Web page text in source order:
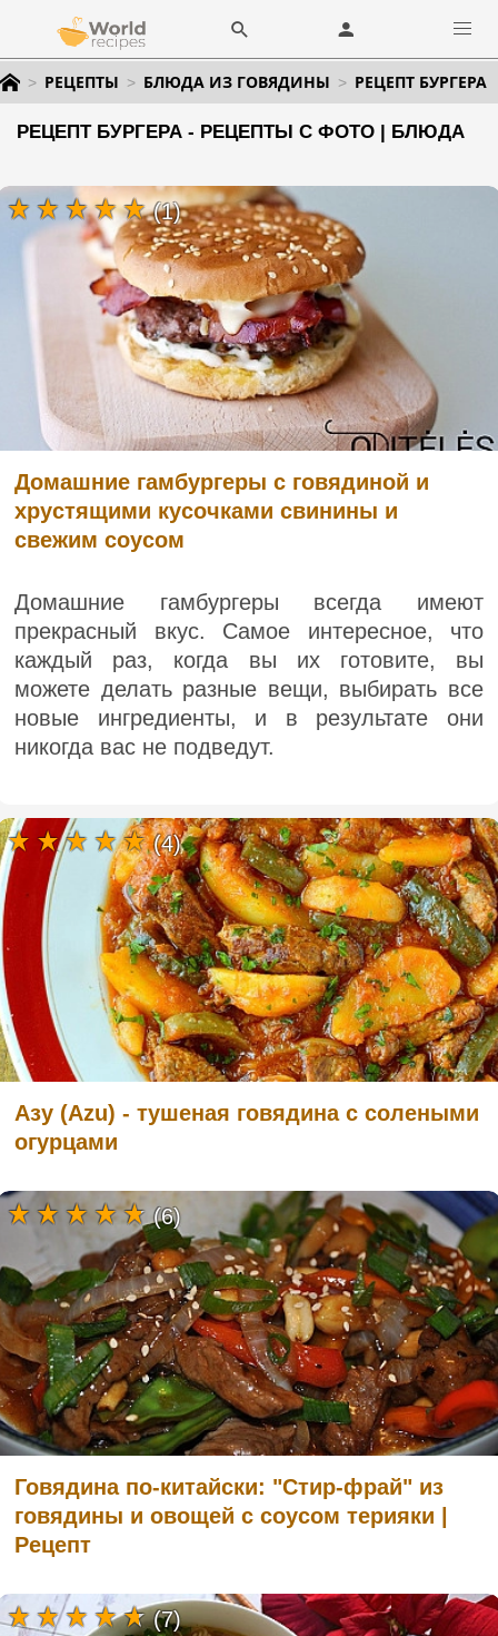
РЕЦЕПТЫ БЛЮДА ИЗ ГОВЯДИНЫ РЕЦЕПТ БУРГЕРА
РЕЦЕПТ БУРГЕРА - РЕЦЕПТЫ С ФОТО | БЛЮДА
Домашние гамбургеры с говядиной и
хрустящими кусочками свинины и
свежим соусом
Домашние гамбургеры всегда имеют
прекрасный вкус. Самое интересное, что
каждый раз, когда вы их готовите, вы
можете делать разные вещи, выбирать все
новые ингредиенты, и в результате они
никогда вас не подведут.
(1)
Азу (Azu) - тушеная говядина с солеными
огурцами
(4)
Говядина по-китайски: "Стир-фрай" из
говядины и овощей с соусом терияки |
Рецепт
(6)
(7)